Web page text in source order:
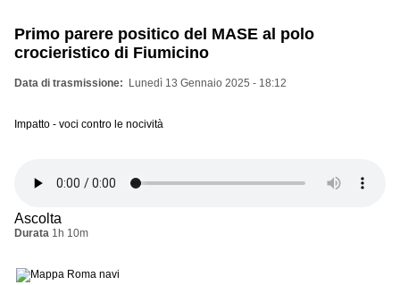
Primo parere positico del MASE al polo
crocieristico di Fiumicino
Data di trasmissione Lunedì 13 Gennaio 2025 - 18:12
Impatto - voci contro le nocività
Ascolta
Durata 1h 10m